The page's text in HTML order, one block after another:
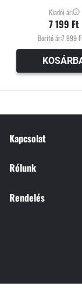
Kiadói ár:
7 199 Ft
Borító ár:7 999
Kapcsolat
Rólunk
Rendelés